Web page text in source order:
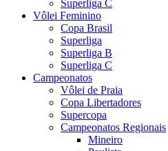
Superliga C
Vôlei Feminino
Copa Brasil
Superliga
Superliga B
Superliga C
Campeonatos
Vôlei de Praia
Copa Libertadores
Supercopa
Campeonatos Regionais
Mineiro